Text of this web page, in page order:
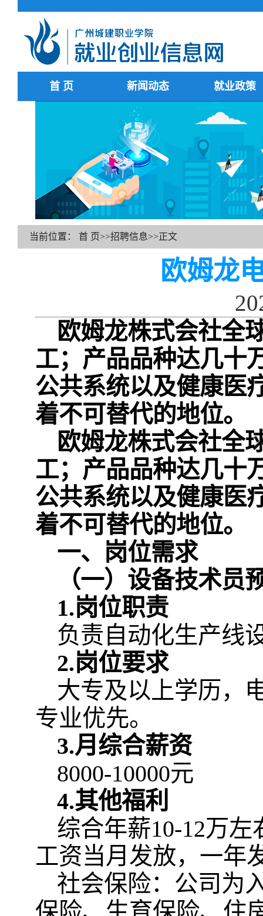
首 页 新闻动态 就业政策
当前位置： 首 页>>招聘信息>>正文
欧姆龙
欧姆龙株式会社全
工；产品品种达几十
公共系统以及健康医
着不可替代的地位。
欧姆龙株式会社全
工；产品品种达几十
公共系统以及健康医
着不可替代的地位。
一、岗位需求
（一） 设备技术员
1.岗位职责
负责自动化生产线
2.岗位要求
大专及以上学历，
专业优先。
3.月综合薪资
8000-10000元
4.其他福利
综合年薪10-12万
工资当月发放，一年
社会保险：公司为